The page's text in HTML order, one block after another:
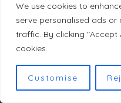
We use cookies to
serve personalised ads
traffic. By clicking "Accept
cookies.
Customise
nos idées de sorties :
Yoga, Zumba, Culture,